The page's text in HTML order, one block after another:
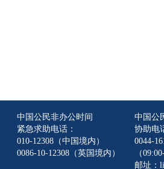
中国公民非办公时间
紧急求助电话：
010-12308（中国境内）
0086-10-12308（英国境内）
中国公
协助电
0044-
（
邮址：